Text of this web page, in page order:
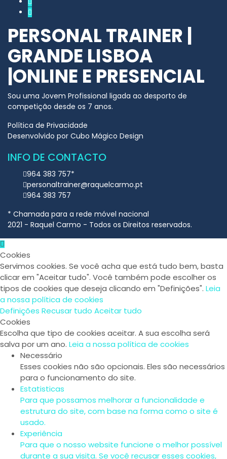
PERSONAL TRAINER |
GRANDE LISBOA
|ONLINE E PRESENCIAL
Sou uma Jovem Profissional ligada ao desporto de
competição desde os 7 anos.​
Política de Privacidade
Desenvolvido por Cubo Mágico Design
INFO DE CONTACTO
964 383 757*
personaltrainer@raquelcarmo.pt
964 383 757
* Chamada para a rede móvel nacional
2021 - Raquel Carmo - Todos os Direitos reservados.
Cookies
Servimos cookies. Se você acha que está tudo bem, basta
clicar em "Aceitar tudo". Você também pode escolher os
tipos de cookies que deseja clicando em "Definições". Leia
a nossa política de cookies
Definições Recusar tudo Aceitar tudo
Cookies
Escolha que tipo de cookies aceitar. A sua escolha será
salva por um ano. Leia a nossa política de cookies
Necessário
Esses cookies não são opcionais. Eles são necessários
para o funcionamento do site.
Estatisticas
Para que possamos melhorar a funcionalidade e
estrutura do site, com base na forma como o site é
usado.
Experiência
Para que o nosso website funcione o melhor possível
durante a sua visita. Se você recusar esses cookies,